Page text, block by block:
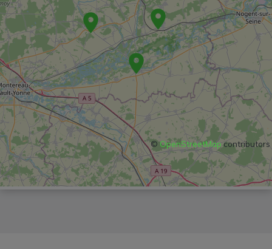
©OpenStreetMapcontributors